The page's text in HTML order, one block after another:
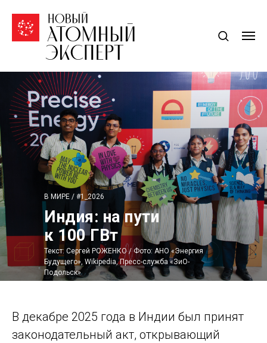
Индия: на пути
к 100 ГВт
В МИРЕ / #1_2026
Текст: Сергей РОЖЕНКО / Фото: АНО «Энергия
Будущего», Wikipedia, Пресс-служба «ЗиО-
Подольск»
В декабре 2025 года в Индии был принят
законодательный акт, открывающий